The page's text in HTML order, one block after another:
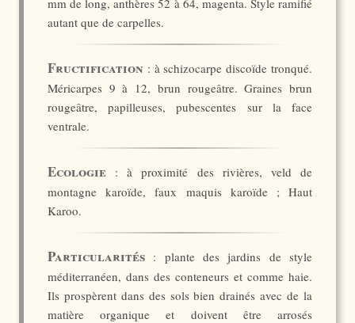
mm de long, anthères 52 à 64, magenta. Style ramifié
autant que de carpelles.
Fructification : à schizocarpe discoïde tronqué.
Méricarpes 9 à 12, brun rougeâtre. Graines brun
rougeâtre, papilleuses, pubescentes sur la face
ventrale.
Ecologie : à proximité des rivières, veld de
montagne karoïde, faux maquis karoïde ; Haut
Karoo.
Particularités : plante des jardins de style
méditerranéen, dans des conteneurs et comme haie.
Ils prospèrent dans des sols bien drainés avec de la
matière organique et doivent être arrosés